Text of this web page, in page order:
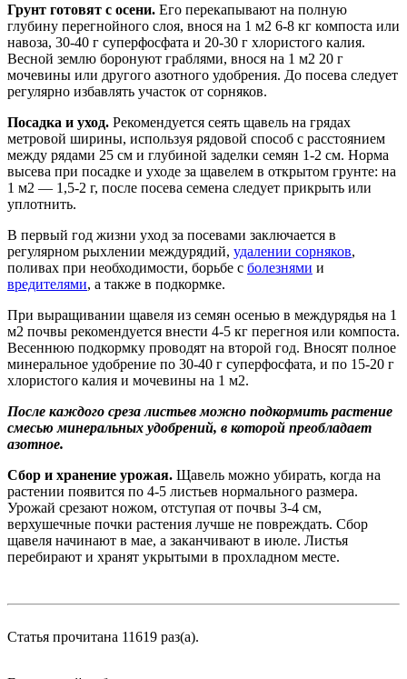
Грунт готовят с осени. Его перекапывают на полную
глубину перегнойного слоя, внося на 1 м2 6-8 кг компоста или
навоза, 30-40 г суперфосфата и 20-30 г хлористого калия.
Весной землю боронуют граблями, внося на 1 м2 20 г
мочевины или другого азотного удобрения. До посева следует
регулярно избавлять участок от сорняков.
Посадка и уход. Рекомендуется сеять щавель на грядах
метровой ширины, используя рядовой способ с расстоянием
между рядами 25 см и глубиной заделки семян 1-2 см. Норма
высева при посадке и уходе за щавелем в открытом грунте: на
1 м2 — 1,5-2 г, после посева семена следует прикрыть или
уплотнить.
В первый год жизни уход за посевами заключается в
регулярном рыхлении междурядий, удалении сорняков,
поливах при необходимости, борьбе с болезнями и
вредителями, а также в подкормке.
При выращивании щавеля из семян осенью в междурядья на 1
м2 почвы рекомендуется внести 4-5 кг перегноя или компоста.
Весеннюю подкормку проводят на второй год. Вносят полное
минеральное удобрение по 30-40 г суперфосфата, и по 15-20 г
хлористого калия и мочевины на 1 м2.
После каждого среза листьев можно подкормить растение
смесью минеральных удобрений, в которой преобладает
азотное.
Сбор и хранение урожая. Щавель можно убирать, когда на
растении появится по 4-5 листьев нормального размера.
Урожай срезают ножом, отступая от почвы 3-4 см,
верхушечные почки растения лучше не повреждать. Сбор
щавеля начинают в мае, а заканчивают в июле. Листья
перебирают и хранят укрытыми в прохладном месте.
Статья прочитана 11619 раз(a).